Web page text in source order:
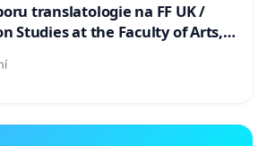
translatologie na FF UK /
Studies at the Faculty of Arts,